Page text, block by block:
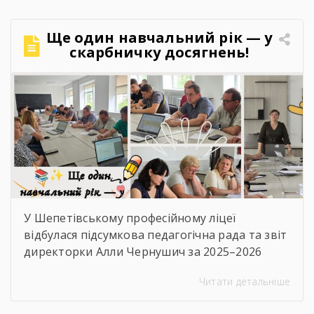
Ще один навчальний рік — у
скарбничку досягнень!
У Шепетівському професійному ліцеї
відбулася підсумкова педагогічна рада та звіт
директорки Алли Чернушич за 2025–2026
підсумки роботи закладу, проаналізовано
Читати детальніше